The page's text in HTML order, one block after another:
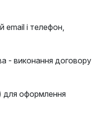
і телефон,
- виконання договору
для оформлення